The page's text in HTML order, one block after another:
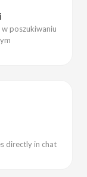
poszukiwaniu
directly in chat